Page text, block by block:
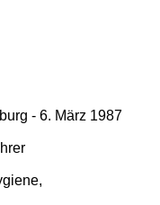
- 6. März 1987